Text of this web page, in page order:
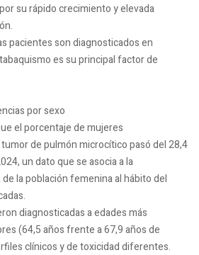
su rápido crecimiento y elevada
pacientes son diagnosticados en
es su principal factor de
por sexo
el porcentaje de mujeres
de pulmón microcítico pasó del 28,4
un dato que se asocia a la
la población femenina al hábito del
diagnosticadas a edades más
(64,5 años frente a 67,9 años de
clínicos y de toxicidad diferentes.